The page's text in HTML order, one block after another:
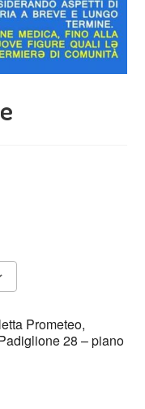
Prometeo,
28 – piano